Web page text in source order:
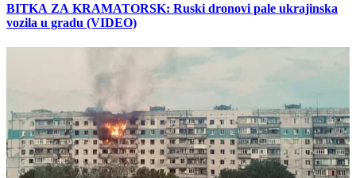
BITKA ZA KRAMATORSK: Ruski dronovi pale ukrajinska
vozila u gradu (VIDEO)